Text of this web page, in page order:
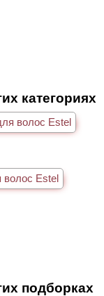
категориях
волос Estel
волос Estel
подборках